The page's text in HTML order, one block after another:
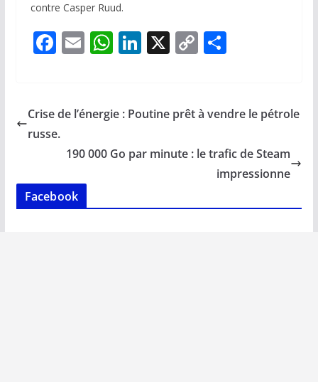
contre Casper Ruud.
F
b
o
o
k
E
l
W
s
p
Li
e
n
X C
y
n
P
g
Crise de l’énergie : Poutine prêt à vendre le pétrole
russe.
190 000 Go par minute : le trafic de Steam
impressionne
Facebook